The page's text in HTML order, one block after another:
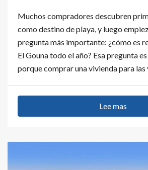
Muchos compradores descubren
como destino de playa, y luego
pregunta más importante: ¿cómo es
El Gouna todo el año? Esa pregunta
porque comprar una vivienda para las
Lee mas